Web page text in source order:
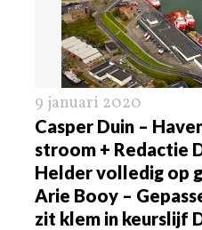
9 januari 2020
Casper Duin –
stroom + Redactie
Helder volledig op
Arie Booy –
zit klem in keurslijf